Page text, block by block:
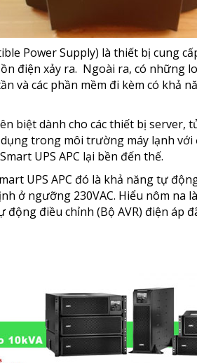
Power Supply) là thiết bị cung
điện xảy ra. Ngoài ra, có những
và các phần mềm đi kèm có khả
biệt dành cho các thiết bị server,
trong môi trường máy lạnh
UPS APC lại bền đến thế.
UPS APC đó là khả năng tự
ở ngưỡng 230VAC. Hiểu nôm na
động điều chỉnh (Bộ AVR) điện áp